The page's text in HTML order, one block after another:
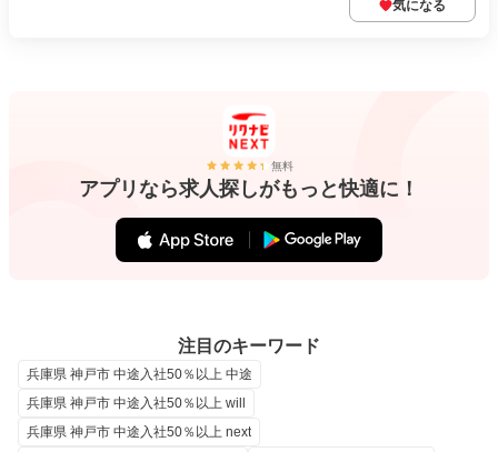
気になる
無料
アプリなら求人探しがもっと快適に！
注目のキーワード
兵庫県 神戸市 中途入社50％以上 中途
兵庫県 神戸市 中途入社50％以上 will
兵庫県 神戸市 中途入社50％以上 next